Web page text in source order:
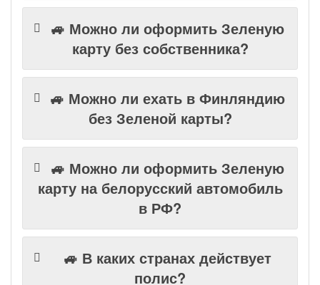
🚙 Можно ли оформить Зеленую
карту без собственника?
🚙 Можно ли ехать в Финляндию
без Зеленой карты?
🚙 Можно ли оформить Зеленую
карту на белорусский автомобиль
в РФ?
🚙 В каких странах действует
полис?